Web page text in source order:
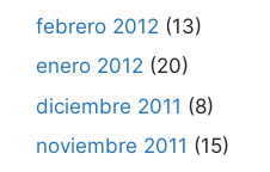
febrero 2012 (13)
enero 2012 (20)
diciembre 2011 (8)
noviembre 2011 (15)